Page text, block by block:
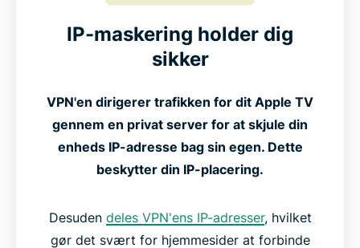
IP-maskering holder dig
sikker
VPN'en dirigerer trafikken for dit Apple TV
gennem en privat server for at skjule din
enheds IP-adresse bag sin egen. Dette
beskytter din IP-placering.
Desuden deles VPN'ens IP-adresser, hvilket
gør det svært for hjemmesider at forbinde